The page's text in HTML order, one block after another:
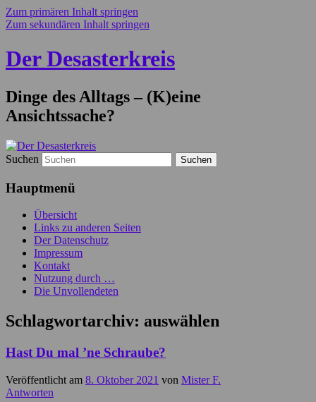
Zum primären Inhalt springen
Zum sekundären Inhalt springen
Der Desasterkreis
Dinge des Alltags – (K)eine
Ansichtssache?
Suchen
Hauptmenü
Übersicht
Links zu anderen Seiten
Der Datenschutz
Impressum
Kontakt
Nutzung durch …
Die Unvollendeten
Schlagwortarchiv: auswählen
Hast Du mal ’ne Schraube?
Veröffentlicht am 8. Oktober 2021 von Mister F.
Antworten